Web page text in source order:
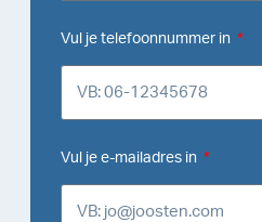
Vul je telefoonnummer in
Vul je e-mailadres in